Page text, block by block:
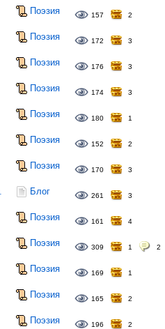
Поэзия 157 2
Поэзия 172 3
Поэзия 176 3
Поэзия 174 3
Поэзия 180 1
Поэзия 152 2
Поэзия 170 3
Блог 261 3
Поэзия 161 4
Поэзия 309 1 2
Поэзия 169 1
Поэзия 165 2
Поэзия 196 2